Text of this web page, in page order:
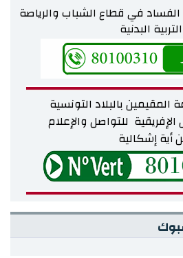
الفساد في قطاع الشباب والرياصة
البدنية
بالبلاد التونسية
الإفريقية للتواصل والإعلام
أية إشكالية